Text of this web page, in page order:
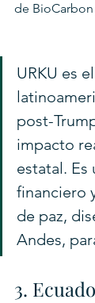
de BioCarbon
URKU es
post-
impacto
estatal.
financiero
de paz,
Andes,
3.